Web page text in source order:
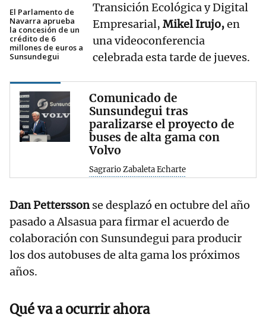
El Parlamento de
Navarra aprueba
la concesión de un
crédito de 6
millones de euros a
Sunsundegui
Transición Ecológica y Digital
Empresarial, Mikel Irujo,en
una videoconferencia
celebrada esta tarde de jueves.
Comunicado de
Sunsundegui tras
paralizarse el proyecto de
buses de alta gama con
Volvo
Sagrario Zabaleta Echarte
Dan Petterssonse desplazó en octubre del año
pasado a Alsasua para firmar el acuerdo de
colaboración con Sunsundegui para producir
los dos autobuses de alta gama los próximos
años.
Qué va a ocurrir ahora